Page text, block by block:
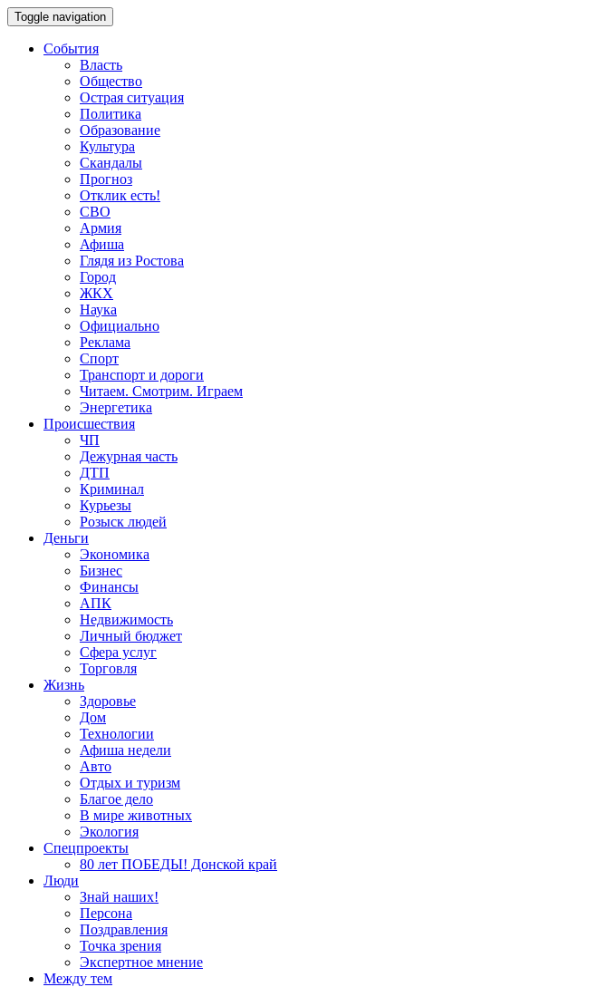
Toggle navigation
События
Власть
Общество
Острая ситуация
Политика
Образование
Культура
Скандалы
Прогноз
Отклик есть!
СВО
Армия
Афиша
Глядя из Ростова
Город
ЖКХ
Наука
Официально
Реклама
Спорт
Транспорт и дороги
Читаем. Смотрим. Играем
Энергетика
Происшествия
ЧП
Дежурная часть
ДТП
Криминал
Курьезы
Розыск людей
Деньги
Экономика
Бизнес
Финансы
АПК
Недвижимость
Личный бюджет
Сфера услуг
Торговля
Жизнь
Здоровье
Дом
Технологии
Афиша недели
Авто
Отдых и туризм
Благое дело
В мире животных
Экология
Спецпроекты
80 лет ПОБЕДЫ! Донской край
Люди
Знай наших!
Персона
Поздравления
Точка зрения
Экспертное мнение
Между тем